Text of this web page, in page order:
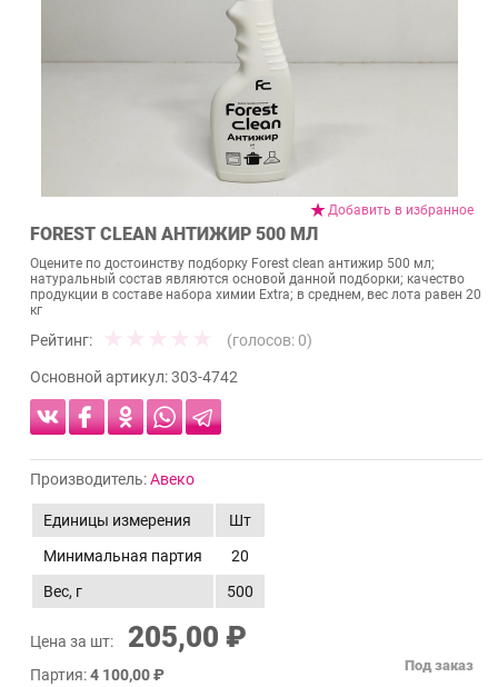
Добавить в избранное
FOREST CLEAN АНТИЖИР 500 МЛ
Оцените по достоинству подборку Forest clean антижир 500 мл;
натуральный состав являются основой данной подборки; качество
продукции в составе набора химии Extra; в среднем, вес лота равен 20
кг
Рейтинг: (голосов: 0)
Основной артикул:303-4742
Производитель:Авеко
Единицы измерения
Шт
Минимальная партия
20
Вес, г
500
Цена за шт: 205,00 ₽
Партия:4 100,00 ₽
Под заказ